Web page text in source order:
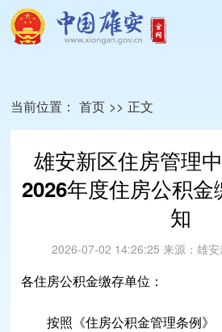
当前位置： 首页 >> 正文
雄安新区住房管理
2026年度住房公积金
知
2026-07-02 14:26:25 来源： 雄
各住房公积金缴存单位：
按照《住房公积金管理条例》